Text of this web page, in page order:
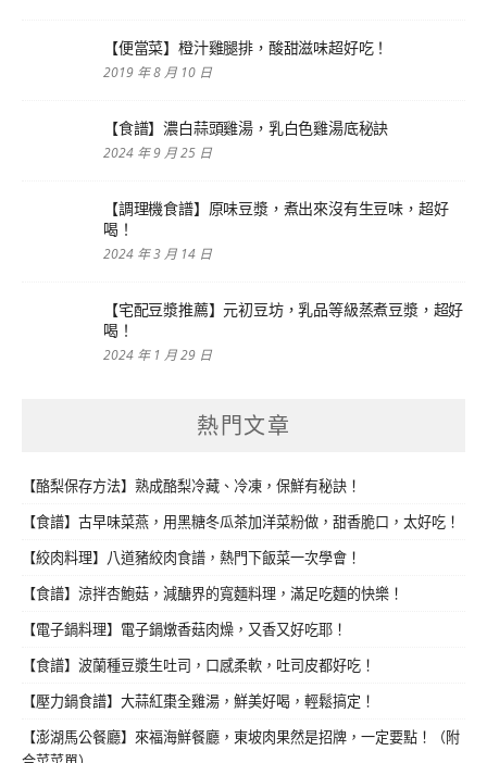
【便當菜】橙汁雞腿排，酸甜滋味超好吃！
2019 年 8 月 10 日
【食譜】濃白蒜頭雞湯，乳白色雞湯底秘訣
2024 年 9 月 25 日
【調理機食譜】原味豆漿，煮出來沒有生豆味，超好
喝！
2024 年 3 月 14 日
【宅配豆漿推薦】元初豆坊，乳品等級蒸煮豆漿，超好
喝！
2024 年 1 月 29 日
熱門文章
【酪梨保存方法】熟成酪梨冷藏、冷凍，保鮮有秘訣！
【食譜】古早味菜燕，用黑糖冬瓜茶加洋菜粉做，甜香脆口，太好吃！
【絞肉料理】八道豬絞肉食譜，熱門下飯菜一次學會！
【食譜】涼拌杏鮑菇，減醣界的寬麵料理，滿足吃麵的快樂！
【電子鍋料理】電子鍋燉香菇肉燥，又香又好吃耶！
【食譜】波蘭種豆漿生吐司，口感柔軟，吐司皮都好吃！
【壓力鍋食譜】大蒜紅棗全雞湯，鮮美好喝，輕鬆搞定！
【澎湖馬公餐廳】來福海鮮餐廳，東坡肉果然是招牌，一定要點！（附